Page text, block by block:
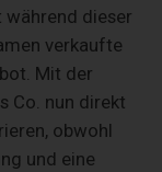
dieser
verkaufte
Mit der
Co. nun direkt
obwohl
und eine